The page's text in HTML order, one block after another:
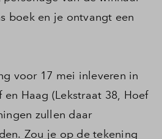
boek en je ontvangt een
voor 17 mei inleveren in
en Haag (Lekstraat 38, Hoef
zullen daar
Zou je op de tekening